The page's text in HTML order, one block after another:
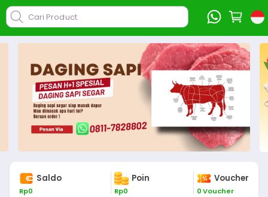
Cari Product
Saldo
Rp0
Poin
Rp0
Voucher
0 Voucher